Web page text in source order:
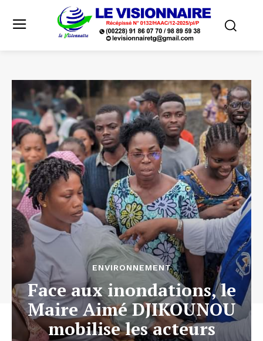
ENVIRONNEMENT
Face aux inondations, le
Maire Aimé DJIKOUNOU
mobilise les acteurs